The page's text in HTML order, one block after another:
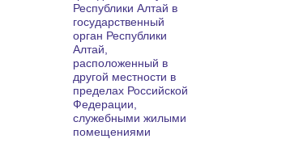
Республики Алтай в
государственный
орган Республики
Алтай,
расположенный в
другой местности в
пределах Российской
Федерации,
служебными жилыми
помещениями